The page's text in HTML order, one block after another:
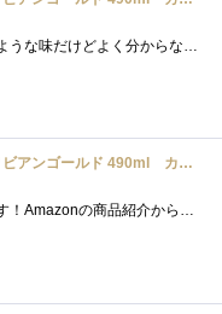
サントリー ペプシ カリビアンゴールド 490ml カリビアン
期待のペプシの新作です！Amazonの商品紹介から「カリブ海の高級リゾートで飲んでいるようなリッチな気分を与えてくれる夏にぴったりの爽やか�...